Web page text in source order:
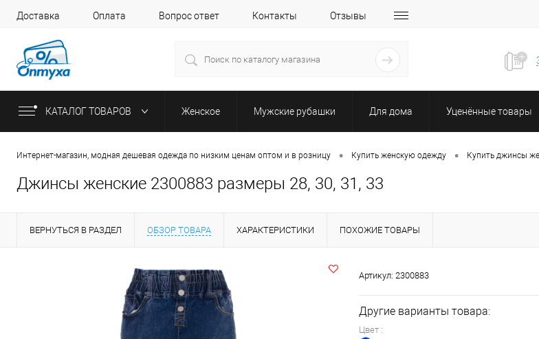
Доставка Оплата Вопрос ответ Контакты Отзывы
КАТАЛОГ ТОВАРОВ Женское Мужские рубашки Для дома Уценённые товары
Интернет-магазин, модная дешевая одежда по низким ценам оптом и в розницу • Купить женскую одежду • Купить джинсы
Джинсы женские 2300883 размеры 28, 30, 31, 33
ВЕРНУТЬСЯ В РАЗДЕЛ ОБЗОР ТОВАРА ХАРАКТЕРИСТИКИ ПОХОЖИЕ ТОВАРЫ
Артикул: 2300883
Другие варианты товара:
Цвет :